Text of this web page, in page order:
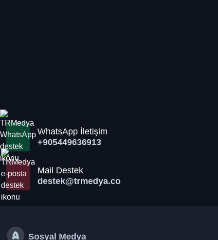
WhatsApp İletişim
+905449636913
Mail Destek
destek@trmedya.co
Sosyal Medya